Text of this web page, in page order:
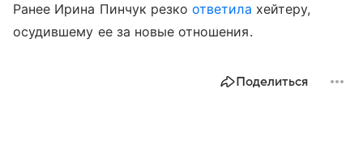
Ранее Ирина Пинчук резкоответила хейтеру,
осудившему ее за новые отношения.
Поделиться